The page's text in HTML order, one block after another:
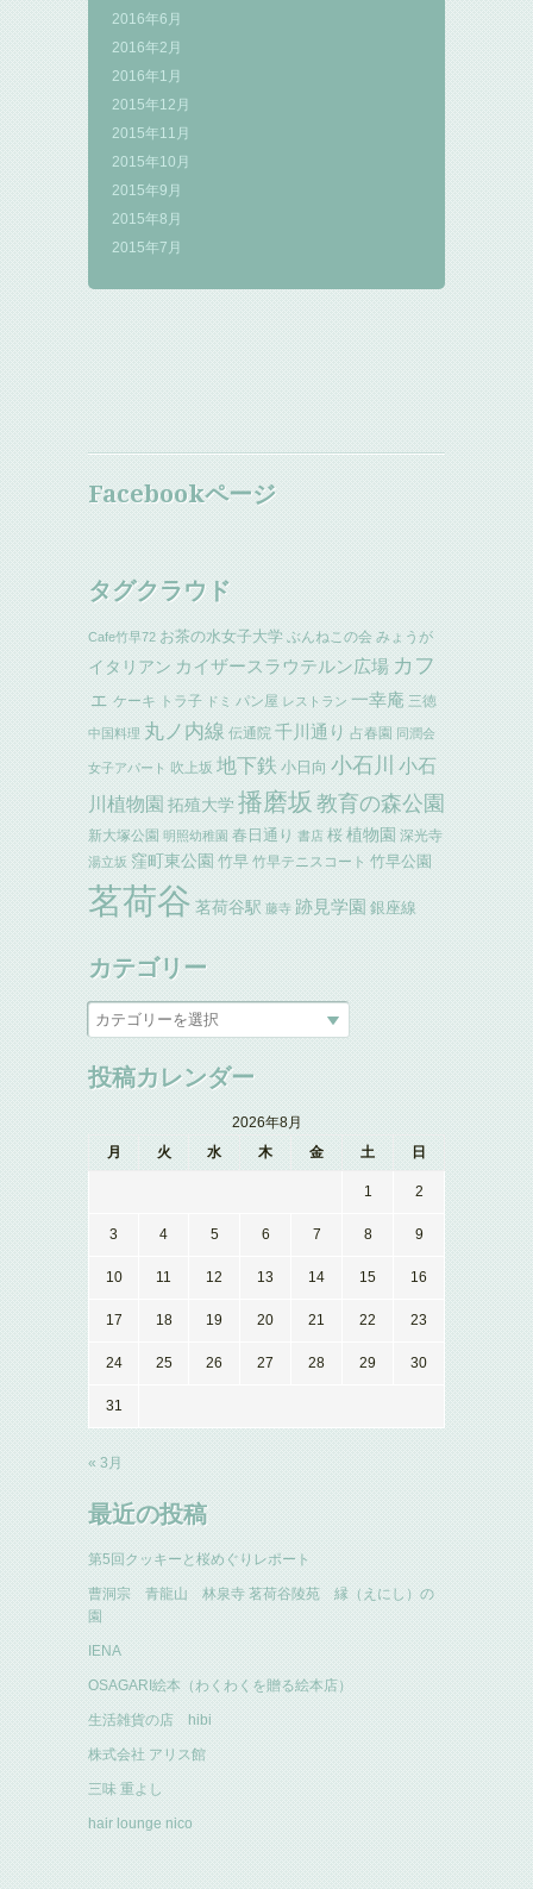
2016年6月
2016年2月
2016年1月
2015年12月
2015年11月
2015年10月
2015年9月
2015年8月
2015年7月
Facebookページ
タグクラウド
Cafe竹早72 お茶の水女子大学 ぶんねこの会 みょうが
イタリアン カイザースラウテルン広場 カフ
ェ ケーキ トラ子 ドミ パン屋 レストラン 一幸庵 三徳
中国料理 丸ノ内線 伝通院 千川通り 占春園 同潤会
女子アパート 吹上坂 地下鉄 小日向 小石川 小石
川植物園 拓殖大学 播磨坂 教育の森公園
新大塚公園 明照幼稚園 春日通り 書店 桜 植物園 深光寺
湯立坂 窪町東公園 竹早 竹早テニスコート 竹早公園
茗荷谷 茗荷谷駅 藤寺 跡見学園 銀座線
カテゴリー
投稿カレンダー
2026年8月
月
火 水 木 金 土 日
1 2
3 4 5 6 7 8 9
10 11 12 13 14 15 16
17 18 19 20 21 22 23
24 25 26 27 28 29 30
31
« 3月
最近の投稿
第5回クッキーと桜めぐりレポート
曹洞宗 青龍山 林泉寺 茗荷谷陵苑 縁（えにし）の
園
IENA
OSAGARI絵本（わくわくを贈る絵本店）
生活雑貨の店 hibi
株式会社 アリス館
三味 重よし
hair lounge nico